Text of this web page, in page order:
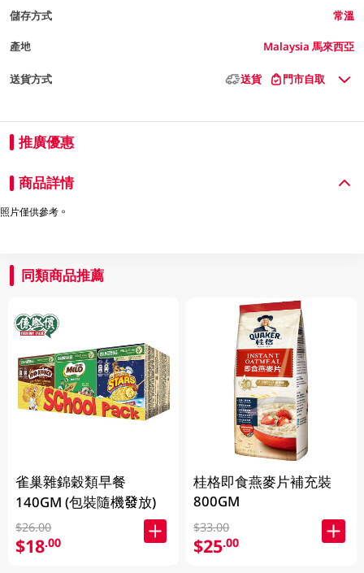
儲存方式 常溫
產地 Malaysia 馬來西亞
送貨方式 送貨 門市自取
推廣優惠
商品詳情
照片僅供參考。
同類商品推薦
雀巢雜錦穀類早餐
140GM (包裝隨機發放)
$26.00
$18.00
桂格即食燕麥片補充裝
800GM
$33.00
$25.00